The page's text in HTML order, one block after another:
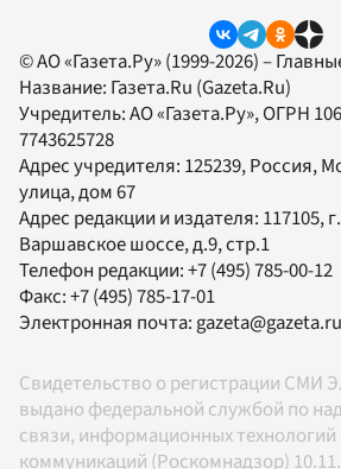
© АО «Газета.Ру» (1999-2026) –
Название: Газета.Ru (Gazeta.Ru)
Учредитель:АО «Газета.Ру», ОГРН
7743625728
Адрес учредителя: 125239, Россия,
улица, дом 67
Адрес редакции и издателя: 117105, г.
Варшавское шоссе, д.9, стр.1
Телефон редакции:+7 (495) 785-00-12
Факс:+7 (495) 785-17-01
Электронная почта:gazeta@gazeta.ru
Свидетельство о регистрации СМИ
выдано федеральной службой по
связи, информационных
коммуникаций (Роскомнадзор)